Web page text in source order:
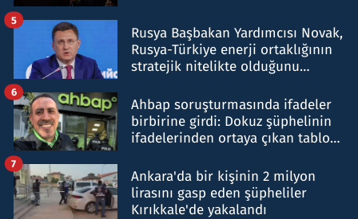
Rusya Başbakan Yardımcısı Novak,
Rusya-Türkiye enerji ortaklığının
stratejik nitelikte olduğunu
5
Ahbap soruşturmasında ifadeler
birbirine girdi: Dokuz şüphelinin
ifadelerinden ortaya çıkan tablo
6
Ankara'da bir kişinin 2 milyon
lirasını gasp eden şüpheliler
Kırıkkale'de yakalandı
7